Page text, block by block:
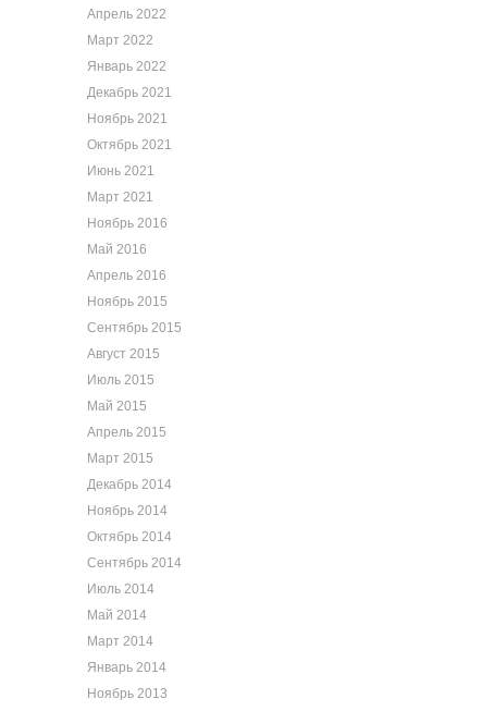
Апрель 2022
Март 2022
Январь 2022
Декабрь 2021
Ноябрь 2021
Октябрь 2021
Июнь 2021
Март 2021
Ноябрь 2016
Май 2016
Апрель 2016
Ноябрь 2015
Сентябрь 2015
Август 2015
Июль 2015
Май 2015
Апрель 2015
Март 2015
Декабрь 2014
Ноябрь 2014
Октябрь 2014
Сентябрь 2014
Июль 2014
Май 2014
Март 2014
Январь 2014
Ноябрь 2013